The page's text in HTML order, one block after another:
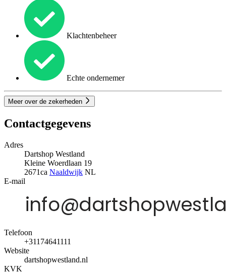
Klachtenbeheer
Echte ondernemer
Meer over de zekerheden
Contactgegevens
Adres
Dartshop Westland
Kleine Woerdlaan 19
2671ca Naaldwijk NL
E-mail
Telefoon
+31174641111
Website
dartshopwestland.nl
KVK